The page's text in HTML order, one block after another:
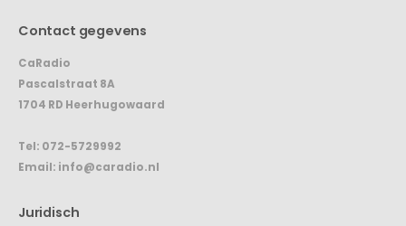
Contact gegevens
CaRadio
Pascalstraat 8A
1704 RD Heerhugowaard
Tel: 072-5729992
Email: info@caradio.nl
Juridisch